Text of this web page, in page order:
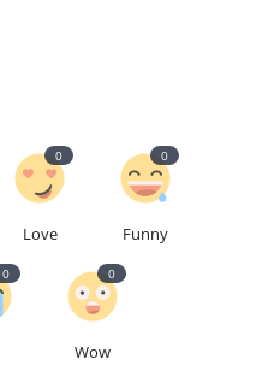
Love
0
Funny
0
0
Wow
0